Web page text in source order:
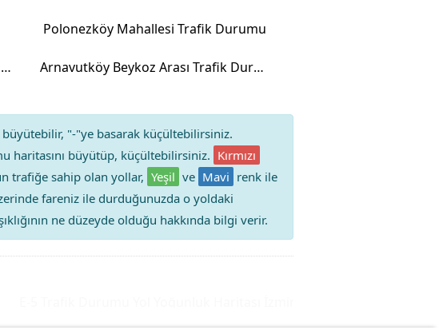
Polonezköy Mahallesi Trafik Durumu
İstanbul Beykoz Atatürk Trafik Durumu Arnavutköy Beykoz Arası Trafik Durumu
büyütebilir, "-"ye basarak küçültebilirsiniz.
haritasını büyütüp, küçültebilirsiniz. Kırmızı
trafiğe sahip olan yollar, Yeşil ve Mavi renk ile
fareniz ile durduğunuzda o yoldaki
ne düzeyde olduğu hakkında bilgi verir.